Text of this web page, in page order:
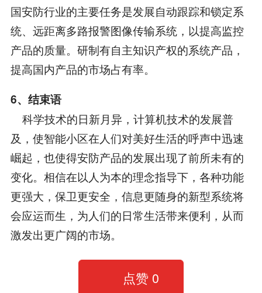
国安防行业的主要任务是发展自动跟踪和锁定系
统、远距离多路报警图像传输系统，以提高监控
产品的质量。研制有自主知识产权的系统产品，
提高国内产品的市场占有率。
6、结束语
科学技术的日新月异，计算机技术的发展普
及，使智能小区在人们对美好生活的呼声中迅速
崛起，也使得安防产品的发展出现了前所未有的
变化。相信在以人为本的理念指导下，各种功能
更强大，保卫更安全，信息更随身的新型系统将
会应运而生，为人们的日常生活带来便利，从而
激发出更广阔的市场。
点赞 0